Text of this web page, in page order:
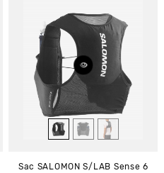
Sac SALOMON S/LAB Sense 6